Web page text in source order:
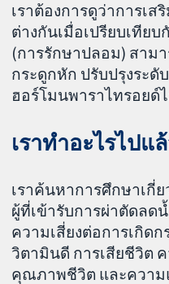
เราต้องการดูว่าการเ
ต่างกันเมื่อเปรียบเทีย
(การรักษาปลอม) สาม
กระดูกหัก ปรับปรุงระ
ฮอร์โมนพาราไทรอยด์
เราทำอะไรไปแ
เราค้นหาการศึกษาเกี่
ผู้ที่เข้ารับการผ่าตัดลด
ความเสี่ยงต่อการเกิด
วิตามินดี การเสียชีวิต
คุณภาพชีวิต และความ